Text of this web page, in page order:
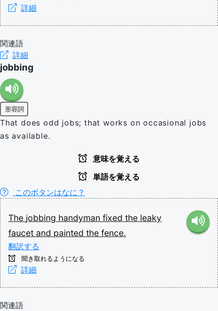
詳細
関連語
詳細
jobbing
形容詞
That does odd jobs; that works on occasional jobs
as available.
意味を覚える
単語を覚える
このボタンはなに？
The jobbing handyman fixed the leaky
faucet and painted the fence.
翻訳する
聞き取れるようになる
詳細
関連語